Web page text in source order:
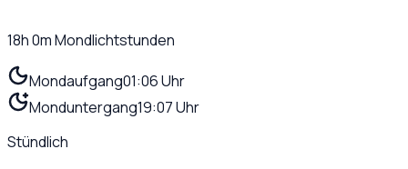
18h 0mMondlichtstunden
Mondaufgang01:06 Uhr
Monduntergang19:07 Uhr
Stündlich